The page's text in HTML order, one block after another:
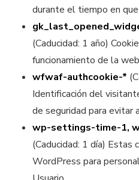
durante el tiempo en
(Caducidad: 1 año)
funcionamiento de la web
wfwaf-authcookie-*
Identificación del
de seguridad para evitar
wp-settings-time-1,
(Caducidad: 1 día) Estas
WordPress para